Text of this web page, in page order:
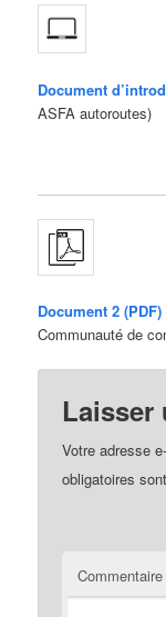
Document
ASFA autoroutes)
Document 2
Communauté de
Laisser
Votre adresse
obligatoires
Commentaire